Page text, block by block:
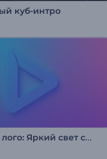
куб-интро
Анимация лого: Яркий свет софитов